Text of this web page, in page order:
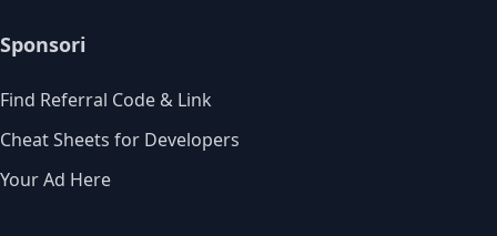
Sponsori
Find Referral Code & Link
Cheat Sheets for Developers
Your Ad Here